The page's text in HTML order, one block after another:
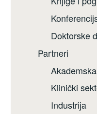
Doktorske
Partneri
Klinički
Industrija